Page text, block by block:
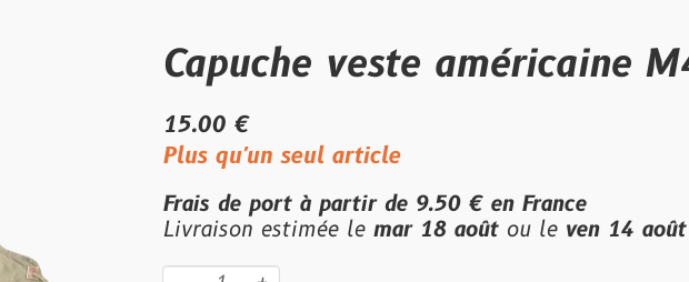
Capuche veste américaine M43
Plus qu'un seul article
Frais de port à partir de 9.50 €en France
Livraison estimée lemar 18 aoûtou leven 14 aoûten